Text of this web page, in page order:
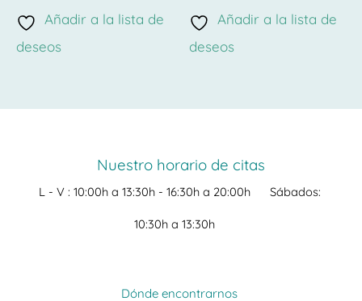
de
5
Añadir a la lista de
deseos
de
5
Añadir a la lista de
deseos
Nuestro horario de citas
L - V : 10:00h a 13:30h - 16:30h a 20:00h Sábados:
10:30h a 13:30h
Dónde encontrarnos